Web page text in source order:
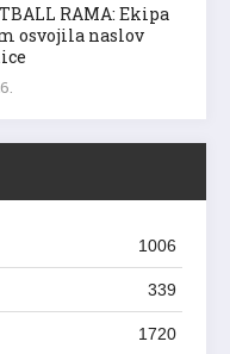
RAMA: Ekipa
osvojila naslov
1006
339
1720